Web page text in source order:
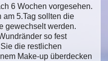
6 Wochen vorgesehen.
am 5.Tag sollten die
gewechselt werden.
so fest
die restlichen
Make-up überdecken